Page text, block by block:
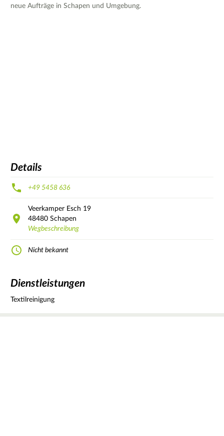
neue Aufträge in Schapen und Umgebung.
Details
+49 5458 636
Veerkamper Esch 19
48480 Schapen
Wegbeschreibung
Nicht bekannt
Dienstleistungen
Textilreinigung